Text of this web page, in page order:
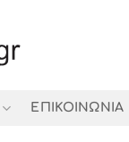
ΕΠΙΚΟΙΝΩΝΙΑ